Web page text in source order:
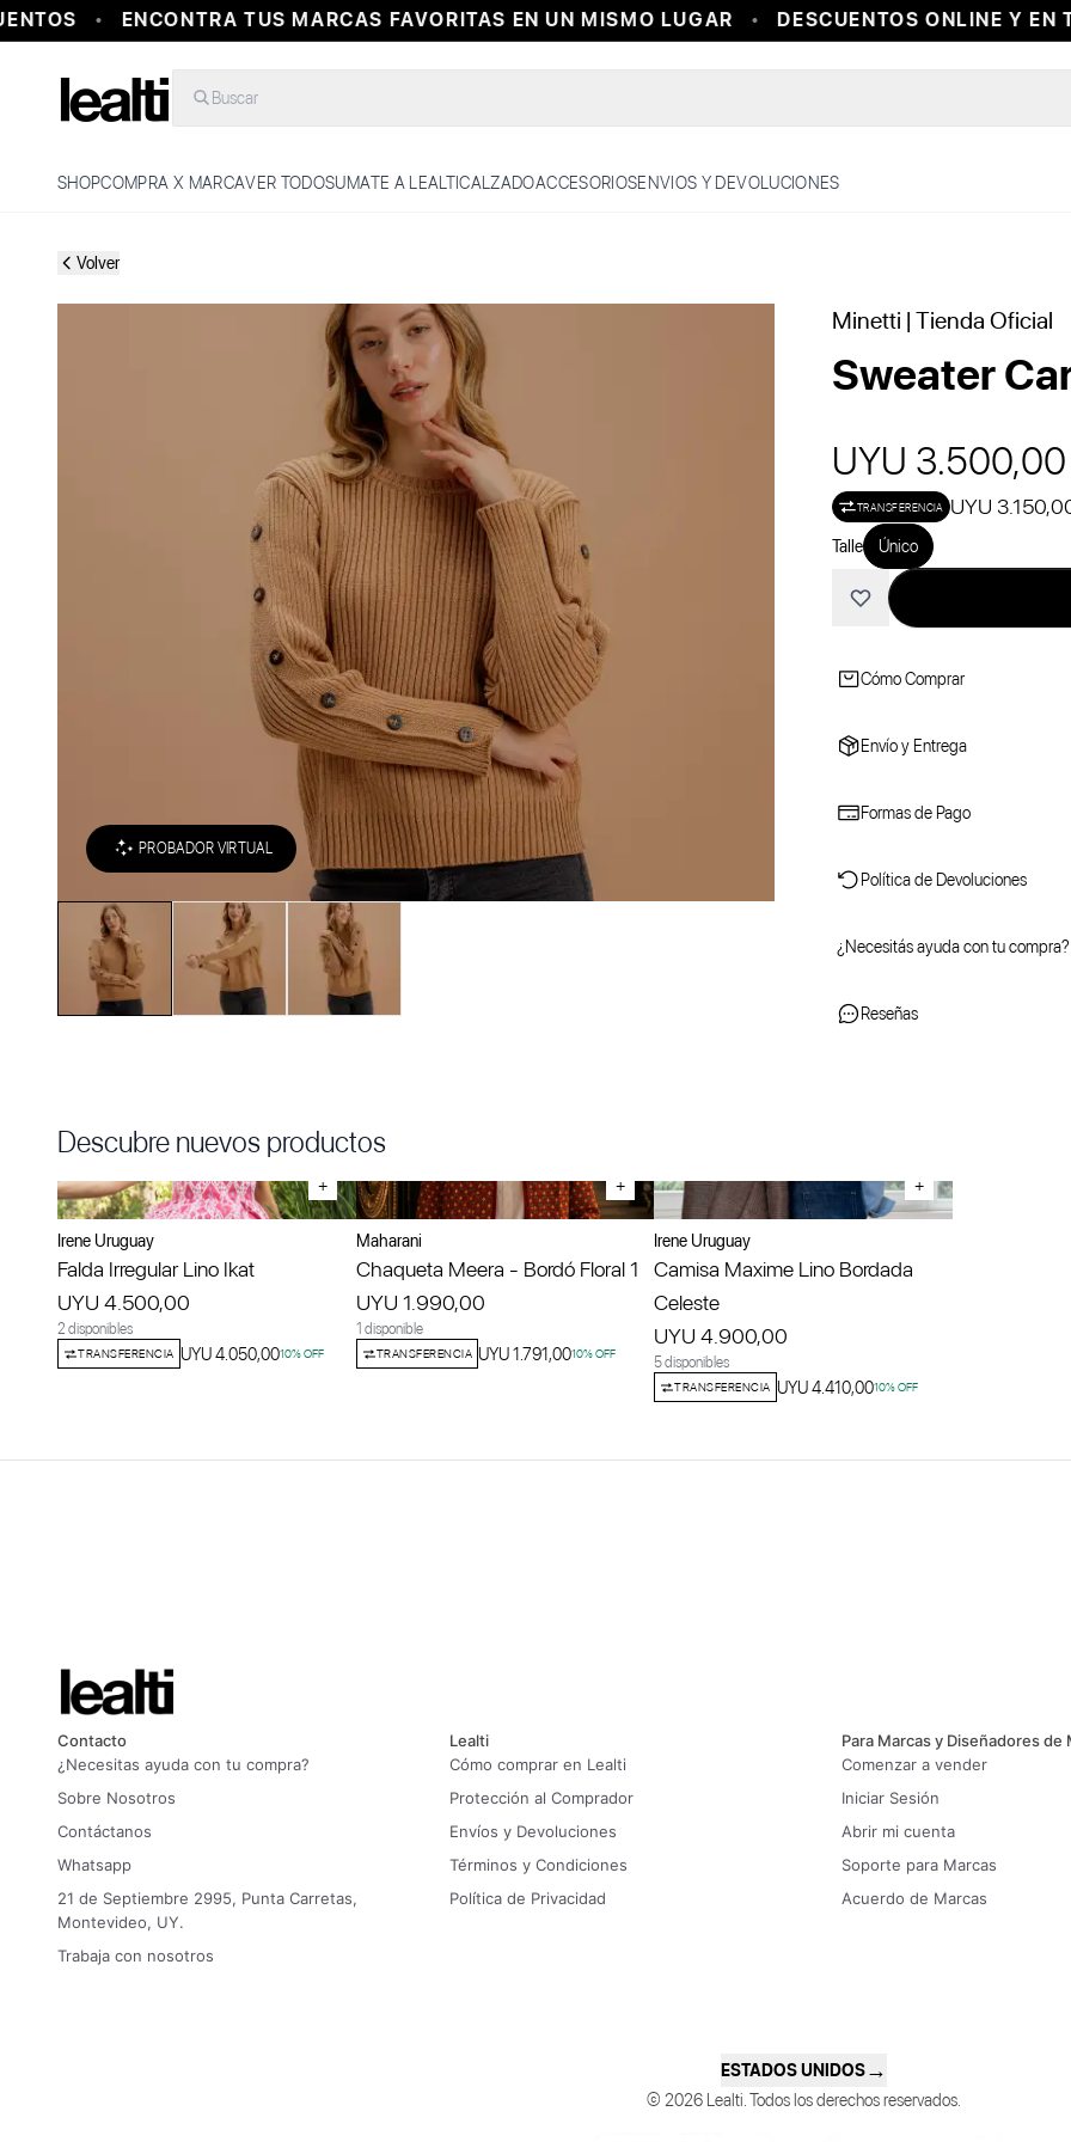
ENCONTRA TUS MARCAS FAVORITAS EN UN MISMO LUGAR DESCUENTOS ONLINE Y EN
Buscar
SHOPCOMPRA X MARCAVER TODOSUMATE A LEALTICALZADOACCESORIOSENVIOS Y DEVOLUCIONES
Volver
PROBADOR VIRTUAL
Minetti | Tienda Oficial
Sweater
UYU 3.500,00
TRANSFERENCIA UYU
Talle Único
Cómo Comprar
Envío y Entrega
Formas de Pago
Política de Devoluciones
¿Necesitás ayuda con tu compra?
Reseñas
Descubre nuevos productos
+
Irene Uruguay
Falda Irregular Lino Ikat
UYU 4.500,00
2 disponibles
TRANSFERENCIA UYU 4.050,0010% OFF
+
Maharani
Chaqueta Meera - Bordó Floral 1
UYU 1.990,00
1 disponible
TRANSFERENCIA UYU 1.791,0010% OFF
+
Irene Uruguay
Camisa Maxime Lino Bordada
Celeste
UYU 4.900,00
5 disponibles
TRANSFERENCIA UYU 4.410,0010% OFF
Contacto
¿Necesitas ayuda con tu compra?
Sobre Nosotros
Contáctanos
Whatsapp
21 de Septiembre 2995, Punta Carretas,
Montevideo, UY.
Trabaja con nosotros
Lealti
Cómo comprar en Lealti
Protección al Comprador
Envíos y Devoluciones
Términos y Condiciones
Política de Privacidad
Para Marcas y Diseñadores de
Comenzar a vender
Iniciar Sesión
Abrir mi cuenta
Soporte para Marcas
Acuerdo de Marcas
ESTADOS UNIDOS→
© 2026 Lealti. Todos los derechos reservados.